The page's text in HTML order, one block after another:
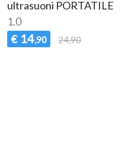
ultrasuoni PORTATILE
1.0
€ 14,90 24,90